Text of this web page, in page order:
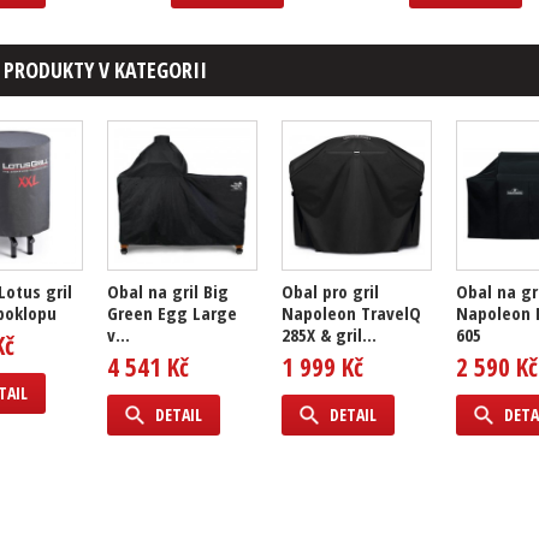
V KATEGORII
gril
Obal na gril Big
Green Egg Large
v...
4 541 Kč
DETAIL
Obal pro gril
Napoleon TravelQ
285X & gril...
1 999 Kč
DETAIL
Obal na
Napoleon
605
2 590 Kč